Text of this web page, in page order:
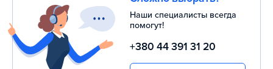
Наши специалисты всегда
помогут!
+380 44 391 31 20